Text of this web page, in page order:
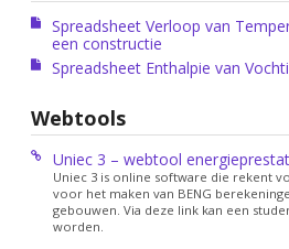
Spreadsheet Verloop van
een constructie
Spreadsheet Enthalpie van
Webtools
Uniec 3 – webtool
Uniec 3 is online software die rekent
voor het maken van BENG
gebouwen. Via deze link kan een
worden.